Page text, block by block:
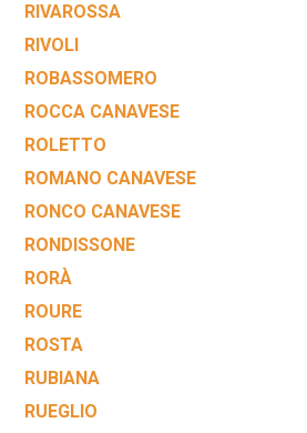
RIVAROSSA
RIVOLI
ROBASSOMERO
ROCCA CANAVESE
ROLETTO
ROMANO CANAVESE
RONCO CANAVESE
RONDISSONE
RORÀ
ROURE
ROSTA
RUBIANA
RUEGLIO